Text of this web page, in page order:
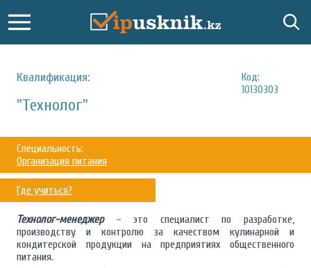
Квалификация:
Код:
10130303
"Технолог"
Специальность:
Организация питания
Где учиться?
Технолог-менеджер– это специалист по разработке,
производству и контролю за качеством кулинарной и
кондитерской продукции на предприятиях общественного
питания.